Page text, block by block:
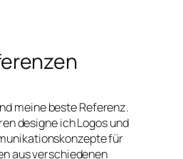
meine beste Referenz.
designe ich Logos und
für
aus verschiedenen